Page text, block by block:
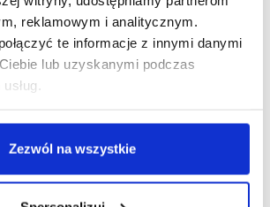
reklamowym i analitycznym.
te informacje z innymi danymi
lub uzyskanymi podczas
Zezwól na wszystkie